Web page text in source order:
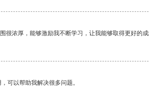
很浓厚，能够激励我不断学习，让我能够取得更好的
可以帮助我解决很多问题。